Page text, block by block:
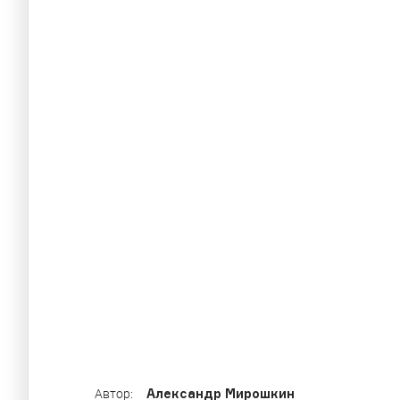
Автор: Александр Мирошкин